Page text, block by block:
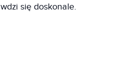
się doskonale.